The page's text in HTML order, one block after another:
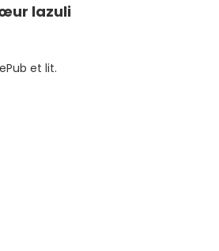
lazuli
et lit.